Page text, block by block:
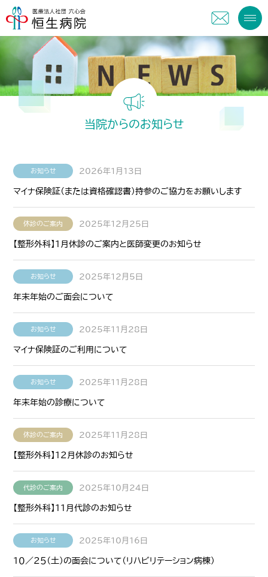
当院からのお知らせ
お知らせ 2026年1月13日
マイナ保険証（または資格確認書）持参のご協力をお願いします
休診のご案内 2025年12月25日
【整形外科】１月休診のご案内と医師変更のお知らせ
お知らせ 2025年12月5日
年末年始のご面会について
お知らせ 2025年11月28日
マイナ保険証のご利用について
お知らせ 2025年11月28日
年末年始の診療について
休診のご案内 2025年11月28日
【整形外科】１２月休診のお知らせ
代診のご案内 2025年10月24日
【整形外科】１１月代診のお知らせ
お知らせ 2025年10月16日
１０／２５（土）の面会について（リハビリテーション病棟）